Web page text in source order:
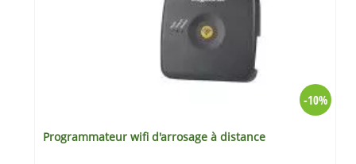
-10%
Programmateur wifi d'arrosage à distance